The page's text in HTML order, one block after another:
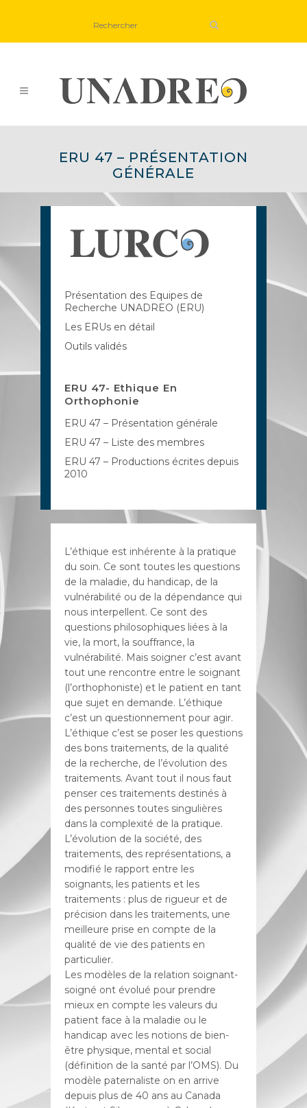
ERU 47 – PRÉSENTATION
GÉNÉRALE
Présentation des Equipes de
Recherche UNADREO (ERU)
Les ERUs en détail
Outils validés
ERU 47- Ethique En
Orthophonie
ERU 47 – Présentation générale
ERU 47 – Liste des membres
ERU 47 – Productions écrites depuis
2010
L’éthique est inhérente à la pratique
du soin. Ce sont toutes les questions
de la maladie, du handicap, de la
vulnérabilité ou de la dépendance qui
nous interpellent. Ce sont des
questions philosophiques liées à la
vie, la mort, la souffrance, la
vulnérabilité. Mais soigner c’est avant
tout une rencontre entre le soignant
(l’orthophoniste) et le patient en tant
que sujet en demande. L’éthique
c’est un questionnement pour agir.
L’éthique c’est se poser les questions
des bons traitements, de la qualité
de la recherche, de l’évolution des
traitements. Avant tout il nous faut
penser ces traitements destinés à
des personnes toutes singulières
dans la complexité de la pratique.
L’évolution de la société, des
traitements, des représentations, a
modifié le rapport entre les
soignants, les patients et les
traitements : plus de rigueur et de
précision dans les traitements, une
meilleure prise en compte de la
qualité de vie des patients en
particulier.
Les modèles de la relation soignant-
soigné ont évolué pour prendre
mieux en compte les valeurs du
patient face à la maladie ou le
handicap avec les notions de bien-
être physique, mental et social
(définition de la santé par l’OMS). Du
modèle paternaliste on en arrive
depuis plus de 40 ans au Canada